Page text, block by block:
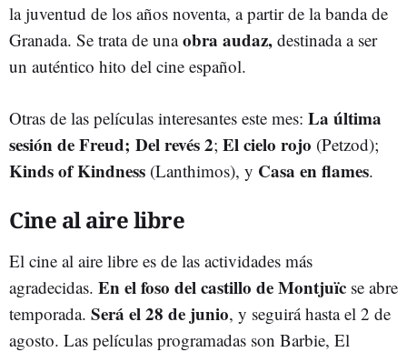
la juventud de los años noventa, a partir de la banda de
Granada. Se trata de unaobra audaz, destinada a ser
un auténtico hito del cine español.
Otras de las películas interesantes este mes: La última
sesión de Freud; Del revés 2; El cielo rojo (Petzod);
Kinds of Kindness (Lanthimos), y Casa en flames.
Cine al aire libre
El cine al aire libre es de las actividades más
agradecidas. En el foso del castillo de Montjuïc se abre
temporada. Será el 28 de junio, y seguirá hasta el 2 de
agosto. Las películas programadas son Barbie, El